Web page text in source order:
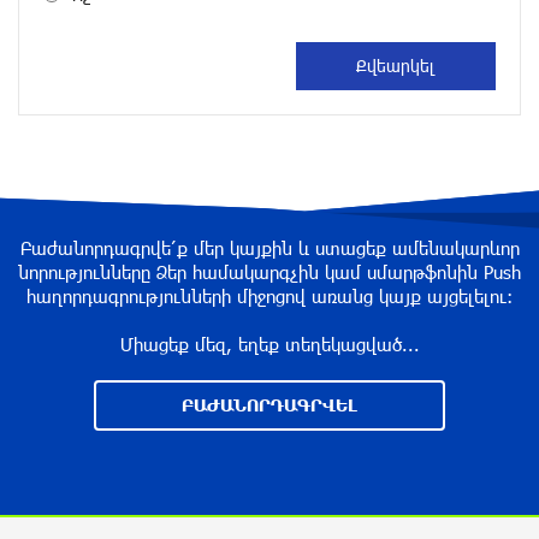
2 ժամ առաջ
Սպասվում է առանց տեղումների եղանակ.
ջերմաստիճանն էապես չի փոխվի
3 ժամ առաջ
Հուսով եմ, որ այս ձևաչափում մեզ կհաջողվի
խորացնել մեր հարաբերություններն ու
համագործակցությունը. Փաշինյանը՝
Բաժանորդագրվե՛ք մեր կայքին և ստացեք ամենակարևոր
նորությունները Ձեր համակարգչին կամ սմարթֆոնին Push
հաղորդագրությունների միջոցով առանց կայք այցելելու։
Միացեք մեզ, եղեք տեղեկացված...
ԲԱԺԱՆՈՐԴԱԳՐՎԵԼ